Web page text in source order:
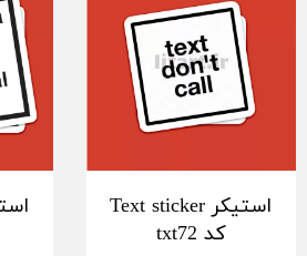
استیکر Text sticker
کد txt72